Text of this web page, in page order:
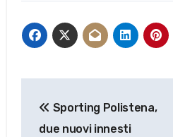
articoli
Sporting Polistena,
due nuovi innesti